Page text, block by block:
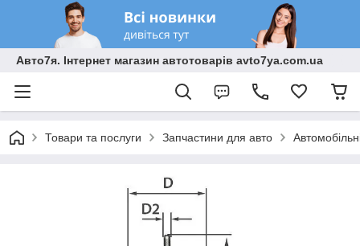
Авто7я. Інтернет магазин автотоварів avto7ya.com.ua
Товари та послуги Запчастини для авто